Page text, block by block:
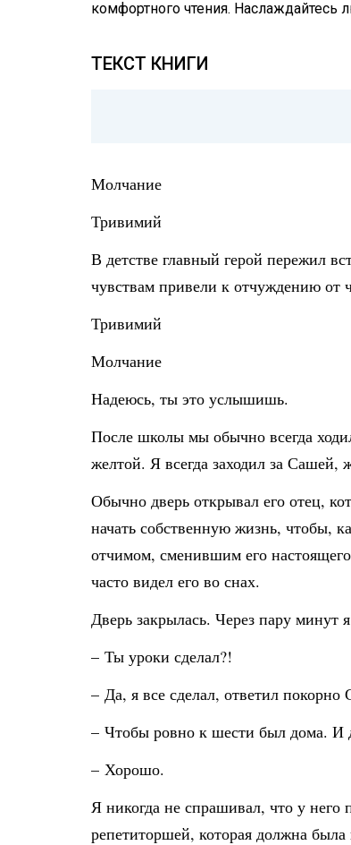
комфортного чтения.
ТЕКСТ КНИГИ
Молчание
Тривимий
В детстве главный герой пережил
чувствам привели к отчуждению от
Тривимий
Молчание
Надеюсь, ты это услышишь.
После школы мы обычно всегда
желтой. Я всегда заходил за Сашей,
Обычно дверь открывал его отец,
начать собственную жизнь, чтобы,
отчимом, сменившим его
часто видел его во снах.
Дверь закрылась. Через пару
– Ты уроки сделал?!
– Да, я все сделал, ответил покорно
– Чтобы ровно к шести был дома. И
– Хорошо.
Я никогда не спрашивал, что у него
репетиторшей, которая должна